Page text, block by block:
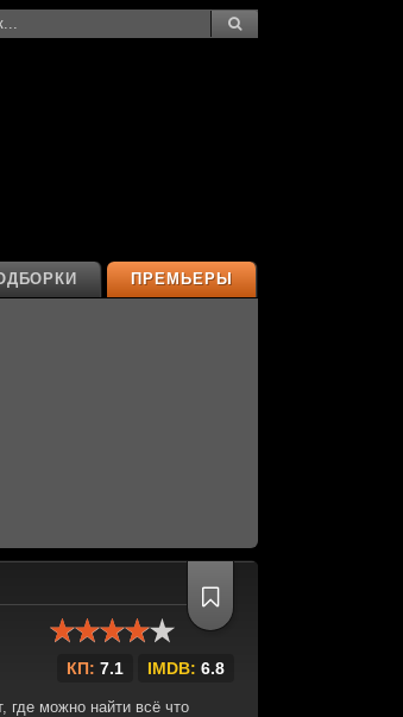
ПРЕМЬЕРЫ
КП: 7.1 IMDB: 6.8
где можно найти всё что